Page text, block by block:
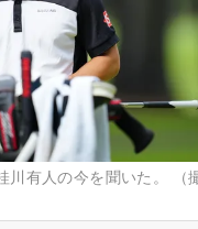
川有人の今を聞いた。 （